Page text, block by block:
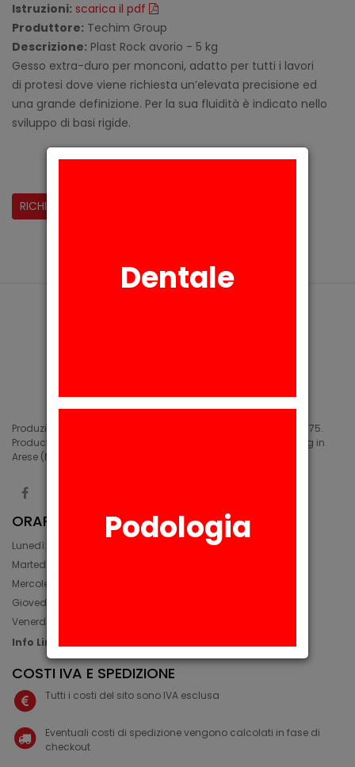
Istruzioni: scarica il pdf
Produttore: Techim Group
Descrizione: Plast Rock avorio - 5 kg
Gesso extra-duro per monconi, adatto per tutti i lavori
di protesi dove viene richiesta un’elevata precisione ed
una grande definizione. Per la sua fluidità è indicato nello
sviluppo di basi rigide.
CONDIVIDI:
RICHIESTA INFORMAZIONI
Produzione di siliconi medicali e industriali in Arese (MI) dal 1975.
Production of medical and industrial silicones. Manufacturing in
Arese (MI) since 1975.
ORARIO
Lunedì: 08:30 - 12:30, 14:00 - 17:45
Martedì: 08:30 - 12:30, 14:00 - 17:00
Mercoledì: 08:30 - 12:30, 14:00 - 17:00
Giovedì: 09:30 - 12:30, 14:00 - 17:00
Venerdì: 08:30 - 12:30, 14:00 - 17:00
Info Line: +39 02 93581452
COSTI IVA E SPEDIZIONE
Tutti i costi del sito sono IVA esclusa
Eventuali costi di spedizione vengono calcolati in fase di
checkout
Dentale
Podologia